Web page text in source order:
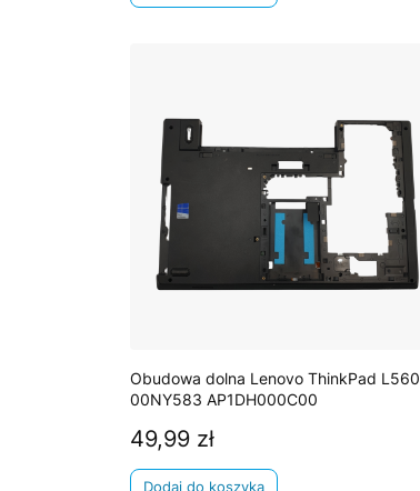
Obudowa dolna Lenovo ThinkPad L560
00NY583 AP1DH000C00
Cena
49,99 zł
Dodaj do koszyka